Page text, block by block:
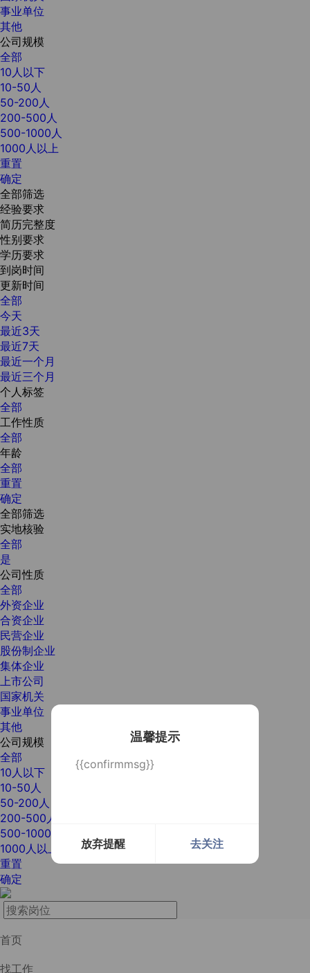
温馨提示
{{confirmmsg}}
放弃提醒 去关注
事业单位
其他
公司规模
全部
10人以下
10-50人
50-200人
200-500人
500-1000人
1000人以上
重置
确定
全部筛选
经验要求
简历完整度
性别要求
学历要求
到岗时间
更新时间
全部
今天
最近3天
最近7天
最近一个月
最近三个月
个人标签
全部
工作性质
全部
年龄
全部
重置
确定
全部筛选
实地核验
全部
是
公司性质
全部
外资企业
合资企业
民营企业
股份制企业
集体企业
上市公司
国家机关
事业单位
其他
公司规模
全部
10人以下
10-50人
50-200人
200-500人
500-1000人
1000人以上
重置
确定
首页
找工作